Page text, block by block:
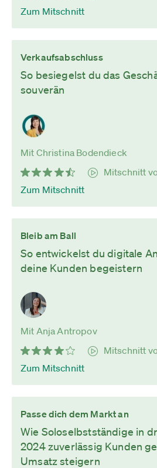
Zum Mitschnitt
Verkaufsabschluss
So besiegelst du das
souverän
Mit Christina Bodendieck
Mitschnitt
Zum Mitschnitt
Bleib am Ball
So entwickelst du digitale
deine Kunden begeistern
Mit Anja Antropov
Mitschnitt
Zum Mitschnitt
Passe dich dem Markt an
Wie Soloselbstständige in
2024 zuverlässig Kunden
Umsatz steigern